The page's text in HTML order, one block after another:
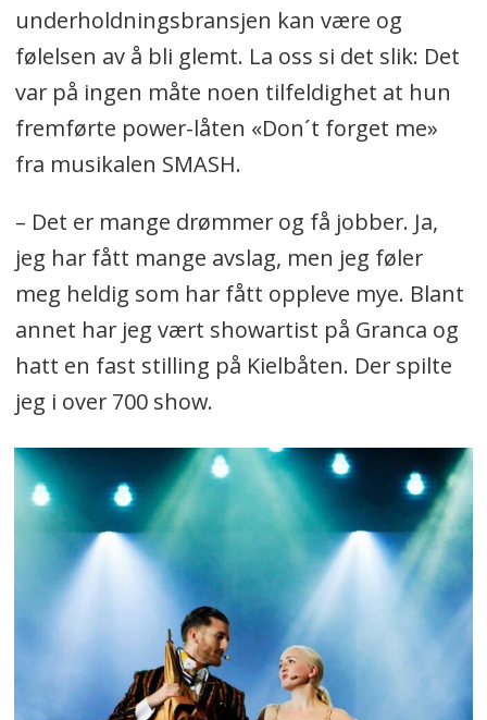
underholdningsbransjen kan være og
følelsen av å bli glemt. La oss si det slik: Det
var på ingen måte noen tilfeldighet at hun
fremførte power-låten «Don´t forget me»
fra musikalen SMASH.
– Det er mange drømmer og få jobber. Ja,
jeg har fått mange avslag, men jeg føler
meg heldig som har fått oppleve mye. Blant
annet har jeg vært showartist på Granca og
hatt en fast stilling på Kielbåten. Der spilte
jeg i over 700 show.